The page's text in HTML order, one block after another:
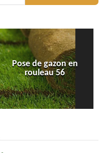
Pose de gazon en
rouleau 56